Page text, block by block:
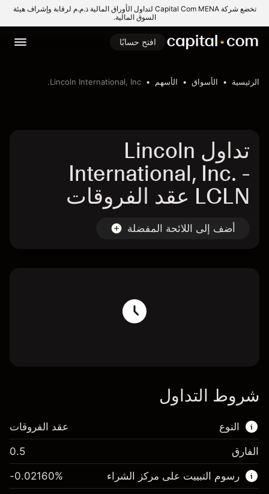
تخضع شركة Capital Com MENA لتداول الأوراق المالية ذ.م.م لرقابة وإشراف هيئة
السوق المالية.
افتح حسابًا
الرئيسية الأسواق الأسهم Lincoln International, Inc.
تداول Lincoln
International, Inc. -
LCLN عقد الفروقات
أضف إلى اللائحة المفضلة
شروط التداول
النوع
هذا السوق المالي متاح للتداول من خلال عقود
الفروقات.
عقد الفروقات
الفارق 0.5
رسوم التبييت على مركز الشراء -0.02160%